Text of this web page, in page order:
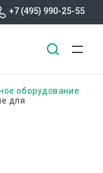
+7 (495) 990-25-55
оборудование
для